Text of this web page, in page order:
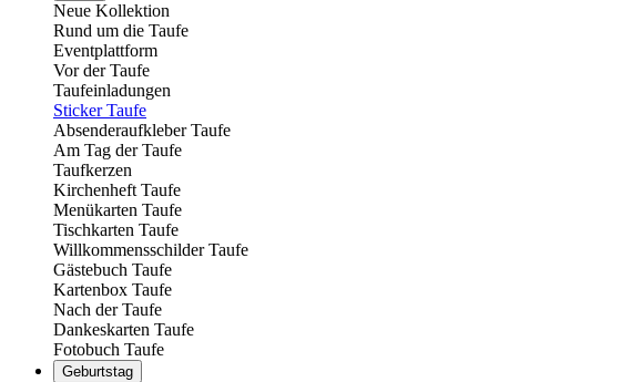
Neue Kollektion
Rund um die Taufe
Eventplattform
Vor der Taufe
Taufeinladungen
Sticker Taufe
Absenderaufkleber Taufe
Am Tag der Taufe
Taufkerzen
Kirchenheft Taufe
Menükarten Taufe
Tischkarten Taufe
Willkommensschilder Taufe
Gästebuch Taufe
Kartenbox Taufe
Nach der Taufe
Dankeskarten Taufe
Fotobuch Taufe
Geburtstag